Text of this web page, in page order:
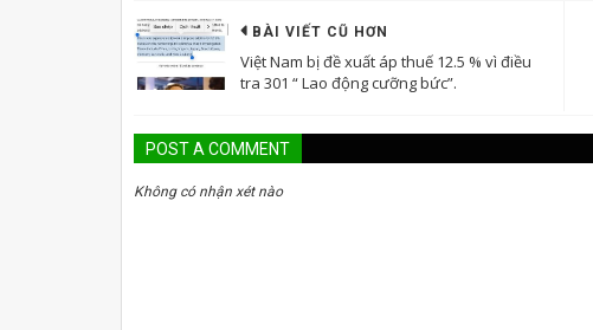
BÀI VIẾT CŨ HƠN
Việt Nam bị đề xuất áp thuế 12.5 % vì điều
tra 301 “ Lao động cưỡng bức”.
POST A COMMENT
Không có nhận xét nào